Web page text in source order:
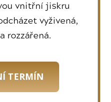
vnitřní jiskru
vyživená,
rozzářená.
TERMÍN